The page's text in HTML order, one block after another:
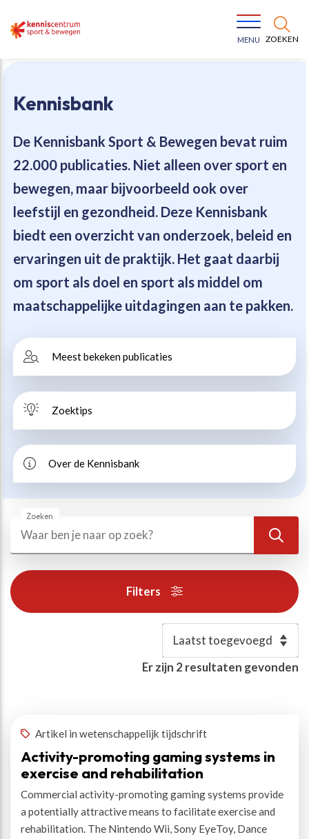
ZOEKEN
MENU
Kennisbank
De Kennisbank Sport & Bewegen bevat ruim
22.000 publicaties. Niet alleen over sport en
bewegen, maar bijvoorbeeld ook over
leefstijl en gezondheid. Deze Kennisbank
biedt een overzicht van onderzoek, beleid en
ervaringen uit de praktijk. Het gaat daarbij
om sport als doel en sport als middel om
maatschappelijke uitdagingen aan te pakken.
Meest bekeken publicaties
Zoektips
Over de Kennisbank
Zoeken
Zoeken
Filters
Er zijn 2resultaten gevonden
Artikel in wetenschappelijk tijdschrift
Activity-promoting gaming systems in
exercise and rehabilitation
Commercial activity-promoting gaming systems provide
a potentially attractive means to facilitate exercise and
rehabilitation. The Nintendo Wii, Sony EyeToy, Dance
Bewegen voor een gezonde leefstijl
Jeugd in beweging
Vitaal ouder worden
Maatschappelijke waarde
Beweegvriendelijke omgeving
Esports, gaming en gamification
Alle thema’s
Ons team
Onze missie
Onze werkwijze
Organisatie
Werken bij